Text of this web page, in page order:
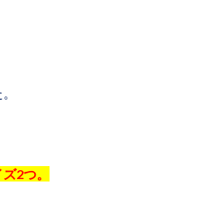
2つ。